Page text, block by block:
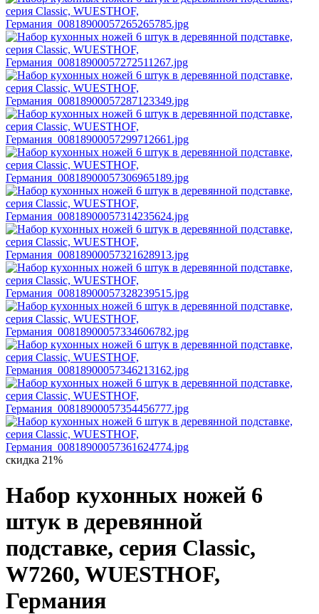
скидка 21%
Набор кухонных ножей 6
штук в деревянной
подставке, серия Classic,
W7260, WUESTHOF,
Германия